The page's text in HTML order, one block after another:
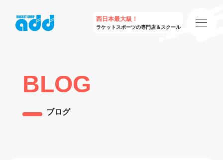
西日本最大級！
ラケットスポーツの専門店＆スクール
BLOG
ブログ